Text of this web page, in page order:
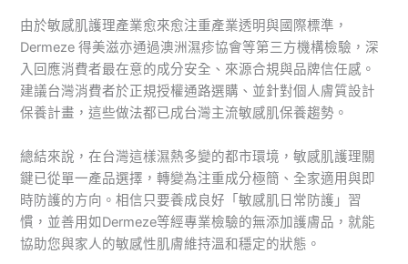
由於敏感肌護理產業愈來愈注重產業透明與國際標準，
Dermeze 得美滋亦通過澳洲濕疹協會等第三方機構檢驗，深
入回應消費者最在意的成分安全、來源合規與品牌信任感。
建議台灣消費者於正規授權通路選購、並針對個人膚質設計
保養計畫，這些做法都已成台灣主流敏感肌保養趨勢。
總結來說，在台灣這樣濕熱多變的都市環境，敏感肌護理關
鍵已從單一產品選擇，轉變為注重成分極簡、全家適用與即
時防護的方向。相信只要養成良好「敏感肌日常防護」習
慣，並善用如Dermeze等經專業檢驗的無添加護膚品，就能
協助您與家人的敏感性肌膚維持溫和穩定的狀態。